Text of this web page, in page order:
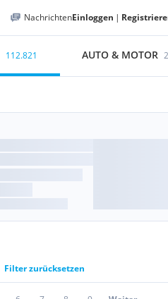
NachrichtenEinloggen |
112.821 AUTO & MOTOR
Filter zurücksetzen